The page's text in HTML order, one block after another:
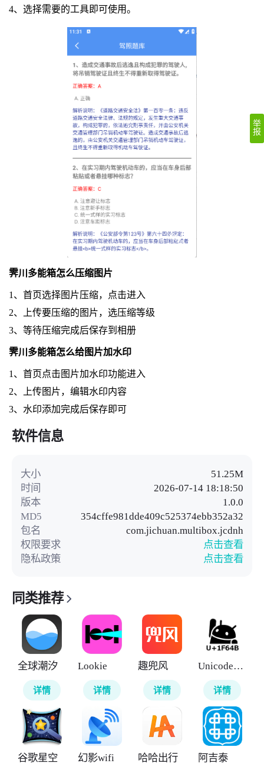
4、选择需要的工具即可使用。
霁川多能箱怎么压缩图片
1、首页选择图片压缩，点击进入
2、上传要压缩的图片，选压缩等级
3、等待压缩完成后保存到相册
霁川多能箱怎么给图片加水印
1、首页点击图片加水印功能进入
2、上传图片，编辑水印内容
3、水印添加完成后保存即可
软件信息
大小
51.25M
时间
2026-07-14 18:18:50
版本
1.0.0
MD5
354cffe981dde409c525374ebb352a32
包名
com.jichuan.multibox.jcdnh
权限要求
点击查看
隐私政策
点击查看
同类推荐
全球潮汐
详情
Lookie
详情
趣兜风
详情
UnicodePad
详情
谷歌星空 幻影wifi 哈哈出行 阿吉泰
举
报